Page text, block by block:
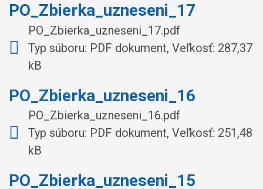
PO_Zbierka_uzneseni_17
PO_Zbierka_uzneseni_17.pdf
Typ súboru: PDF dokument, Veľkosť: 287,37
kB
PO_Zbierka_uzneseni_16
PO_Zbierka_uzneseni_16.pdf
Typ súboru: PDF dokument, Veľkosť: 251,48
kB
PO_Zbierka_uzneseni_15